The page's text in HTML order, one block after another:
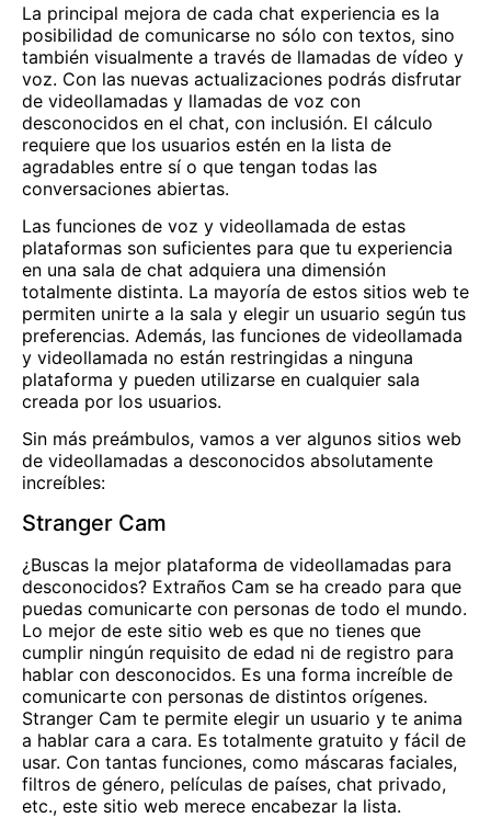
La principal mejora de cada chat experiencia es la
posibilidad de comunicarse no sólo con textos, sino
también visualmente a través de llamadas de vídeo y
voz. Con las nuevas actualizaciones podrás disfrutar
de videollamadas y llamadas de voz con
desconocidos en el chat, con inclusión. El cálculo
requiere que los usuarios estén en la lista de
agradables entre sí o que tengan todas las
conversaciones abiertas.
Las funciones de voz y videollamada de estas
plataformas son suficientes para que tu experiencia
en una sala de chat adquiera una dimensión
totalmente distinta. La mayoría de estos sitios web te
permiten unirte a la sala y elegir un usuario según tus
preferencias. Además, las funciones de videollamada
y videollamada no están restringidas a ninguna
plataforma y pueden utilizarse en cualquier sala
creada por los usuarios.
Sin más preámbulos, vamos a ver algunos sitios web
de videollamadas a desconocidos absolutamente
increíbles:
Stranger Cam
¿Buscas la mejor plataforma de videollamadas para
desconocidos? Extraños Cam se ha creado para que
puedas comunicarte con personas de todo el mundo.
Lo mejor de este sitio web es que no tienes que
cumplir ningún requisito de edad ni de registro para
hablar con desconocidos. Es una forma increíble de
comunicarte con personas de distintos orígenes.
Stranger Cam te permite elegir un usuario y te anima
a hablar cara a cara. Es totalmente gratuito y fácil de
usar. Con tantas funciones, como máscaras faciales,
filtros de género, películas de países, chat privado,
etc., este sitio web merece encabezar la lista.